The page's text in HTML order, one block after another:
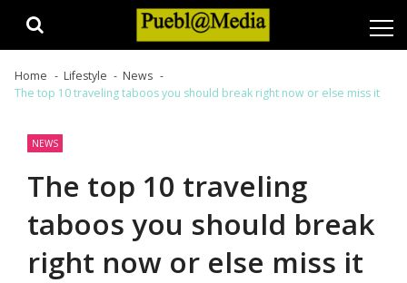
Home Lifestyle
News
The top 10 traveling taboos you should break right now or else miss it
NEWS
The top 10 traveling
taboos you should break
right now or else miss it